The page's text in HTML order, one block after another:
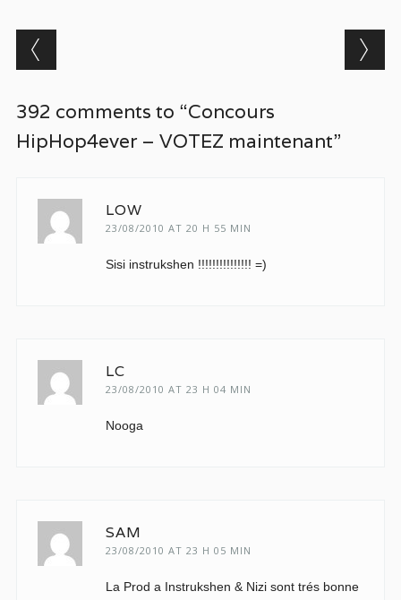
Post navigation
392 comments to “Concours
HipHop4ever – VOTEZ maintenant”
LOW
23/08/2010 AT 20 H 55 MIN
Sisi instrukshen !!!!!!!!!!!!!!! =)
LC
23/08/2010 AT 23 H 04 MIN
Nooga
SAM
23/08/2010 AT 23 H 05 MIN
La Prod a Instrukshen & Nizi sont trés bonne